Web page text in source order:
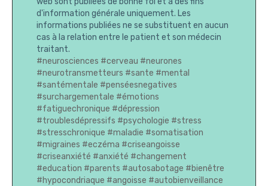
d'information générale uniquement. Les
informations publiées ne se substituent en aucun
cas à la relation entre le patient et son médecin
traitant.
#neurosciences #cerveau #neurones
#neurotransmetteurs #sante #mental
#santémentale #penséesnegatives
#surchargementale #émotions
#fatiguechronique #dépression
#troublesdépressifs #psychologie #stress
#stresschronique #maladie #somatisation
#migraines #eczéma #criseangoisse
#criseanxiété #anxiété #changement
#education #parents #autosabotage #bienêtre
#hypocondriaque #angoisse #autobienveillance